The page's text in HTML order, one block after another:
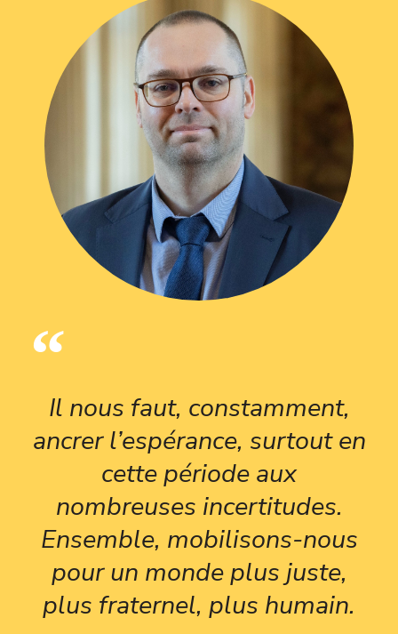
Il nous faut, constamment,
ancrer l’espérance, surtout en
cette période aux
nombreuses incertitudes.
Ensemble, mobilisons-nous
pour un monde plus juste,
plus fraternel, plus humain.